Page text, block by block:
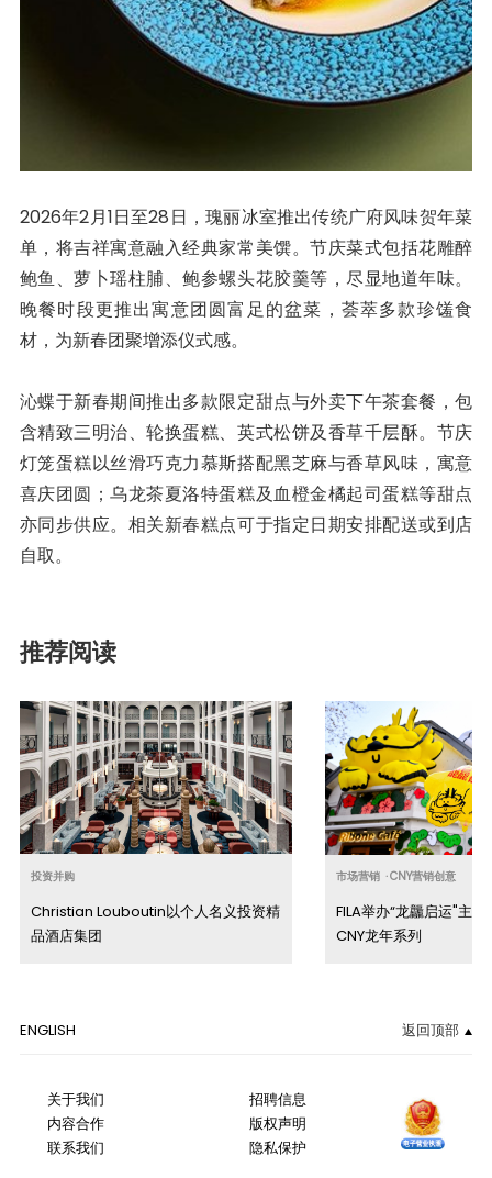
2026年2月1日至28日，瑰丽冰室推出传统广府风味贺年菜
单，将吉祥寓意融入经典家常美馔。节庆菜式包括花雕醉
鲍鱼、萝卜瑶柱脯、鲍参螺头花胶羹等，尽显地道年味。
晚餐时段更推出寓意团圆富足的盆菜，荟萃多款珍馐食
材，为新春团聚增添仪式感。
沁蝶于新春期间推出多款限定甜点与外卖下午茶套餐，包
含精致三明治、轮换蛋糕、英式松饼及香草千层酥。节庆
灯笼蛋糕以丝滑巧克力慕斯搭配黑芝麻与香草风味，寓意
喜庆团圆；乌龙茶夏洛特蛋糕及血橙金橘起司蛋糕等甜点
亦同步供应。相关新春糕点可于指定日期安排配送或到店
自取。
推荐阅读
投资并购
Christian Louboutin以个人名义投资精
品酒店集团
市场营销 ·CNY营销创意
FILA举办“龙龘启运"主
CNY龙年系列
ENGLISH 返回顶部
关于我们
内容合作
联系我们
招聘信息
版权声明
隐私保护